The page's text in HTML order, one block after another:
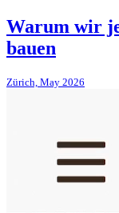
Warum wir
bauen
Zürich, May 2026